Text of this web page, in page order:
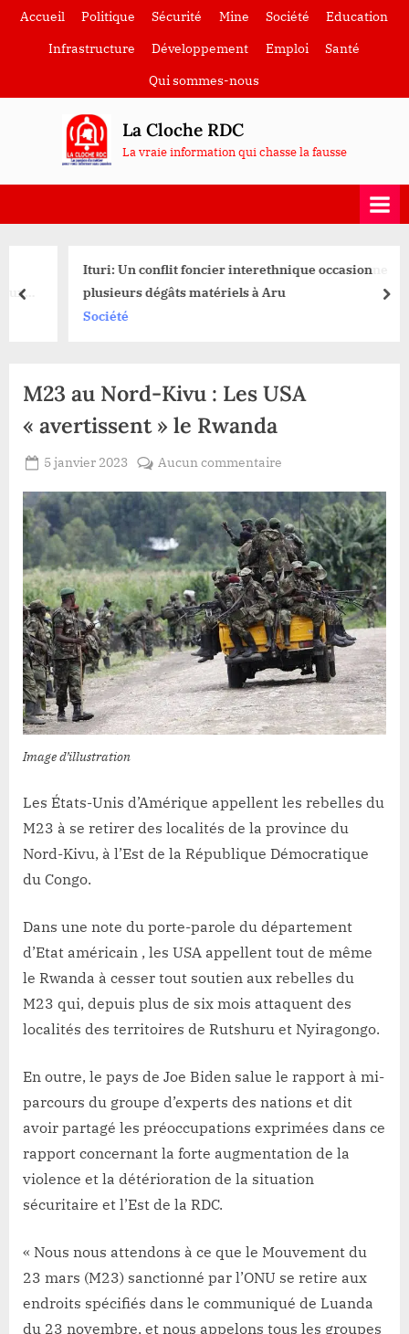
SkipAccueil Politique Sécurité Mine Société
Education
Infrastructure
Développement Emploi
Santé
Qui sommes-nous
La Cloche RDC
La vraie information qui chasse la fausse
Ituri: Un conflit foncier interethnique occasionne
plusieurs dégâts matériels à Aru
Société
prev
M23 au Nord-Kivu : Les USA
« avertissent » le Rwanda
Posted
5 janvier 2023
Lacloche
Aucun commentaire
au
Nord-
Kivu
:
Les
USA
« avertissent »
le
Rwanda
Image d’illustration
Les États-Unis d’Amérique appellent les rebelles du
M23 à se retirer des localités de la province du
Nord-Kivu, à l’Est de la République Démocratique
du Congo.
Dans une note du porte-parole du département
d’Etat américain , les USA appellent tout de même
le Rwanda à cesser tout soutien aux rebelles du
M23 qui, depuis plus de six mois attaquent des
localités des territoires de Rutshuru et Nyiragongo.
En outre, le pays de Joe Biden salue le rapport à mi-
parcours du groupe d’experts des nations et dit
avoir partagé les préoccupations exprimées dans ce
rapport concernant la forte augmentation de la
violence et la détérioration de la situation
sécuritaire et l’Est de la RDC.
« Nous nous attendons à ce que le Mouvement du
23 mars (M23) sanctionné par l’ONU se retire aux
endroits spécifiés dans le communiqué de Luanda
du 23 novembre, et nous appelons tous les groupes